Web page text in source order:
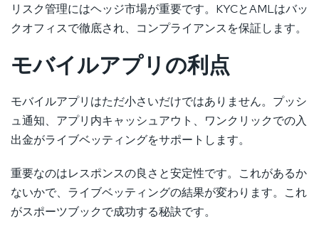
リスク管理にはヘッジ市場が重要です。KYCとAMLはバッ
クオフィスで徹底され、コンプライアンスを保証します。
モバイルアプリの利点
モバイルアプリはただ小さいだけではありません。プッシ
ュ通知、アプリ内キャッシュアウト、ワンクリックでの入
出金がライブベッティングをサポートします。
重要なのはレスポンスの良さと安定性です。これがあるか
ないかで、ライブベッティングの結果が変わります。これ
がスポーツブックで成功する秘訣です。